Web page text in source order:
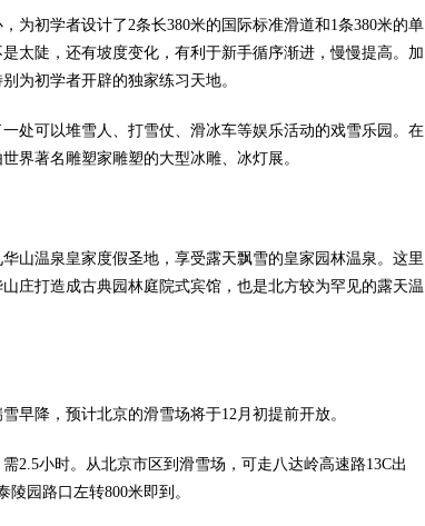
初学者设计了2条长380米的国际标准滑道和1条380米的单
太陡，还有坡度变化，有利于新手循序渐进，慢慢提高。加
为初学者开辟的独家练习天地。
可以堆雪人、打雪仗、滑冰车等娱乐活动的戏雪乐园。在
界著名雕塑家雕塑的大型冰雕、冰灯展。
温泉皇家度假圣地，享受露天飘雪的皇家园林温泉。这里
庄打造成古典园林庭院式宾馆，也是北方较为罕见的露天温
早降，预计北京的滑雪场将于12月初提前开放。
2.5小时。从北京市区到滑雪场，可走八达岭高速路13C出
园路口左转800米即到。